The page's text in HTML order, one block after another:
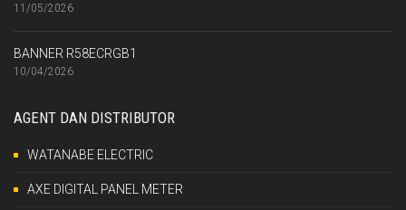
11/05/2026
BANNER R58ECRGB1
10/04/2026
AGENT DAN DISTRIBUTOR
WATANABE ELECTRIC
AXE DIGITAL PANEL METER